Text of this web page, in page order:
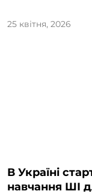
25 квітня, 2026
В Україні
навчання ШІ